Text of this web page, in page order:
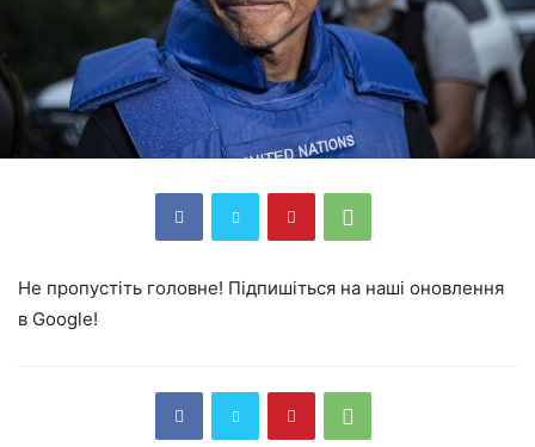
Не пропустіть головне! Підпишіться на наші оновлення
в Google!